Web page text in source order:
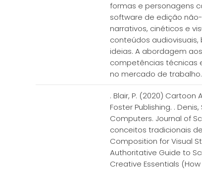
formas e personagens
software de edição
narrativos, cinéticos e
conteúdos
ideias. A abordagem
competências técnicas
no mercado de trabalho.
. Blair, P. (2020)
Foster Publishing. .
Computers. Journal of
conceitos tradicionais de
Composition for Visual
Authoritative Guide to
Creative Essentials